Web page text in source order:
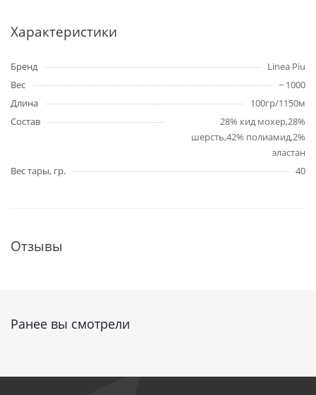
Характеристики
Бренд
Linea Piu
Вес
~ 1000
Длина
100гр/1150м
Состав
28% кид мохер,28%
шерсть,42% полиамид,2%
эластан
Вес тары, гр.
40
Отзывы
Ранее вы смотрели